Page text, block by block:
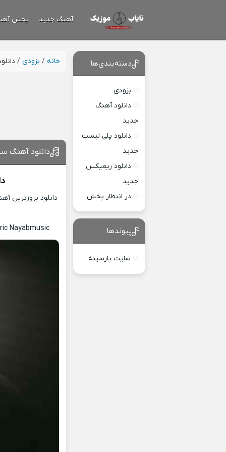
آهنگ جدید پخش
خانه / بزودی /
دانلود آهنگ
دانلود بروزترین
Nayabmusic
دسته‌بندی‌ها
بزودی
دانلود آهنگ
جدید
دانلود پلی لیست
جدید
دانلود ریمیکس
جدید
در انتظار پخش
پیوندها
سایت پارسینه